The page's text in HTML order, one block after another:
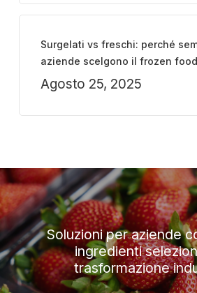
Surgelati vs freschi: perché
aziende scelgono il frozen food
Agosto 25, 2025
Soluzioni per aziende
ingredienti
trasformazione